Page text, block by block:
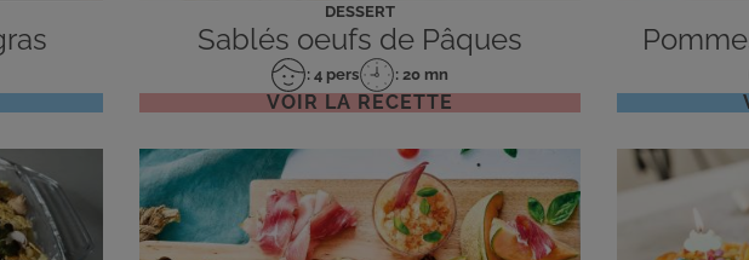
DESSERT
Sablés oeufs de Pâques
Nombre
de
: 4 pers
Temps
de
: 20 mn
VOIR LA RECETTE